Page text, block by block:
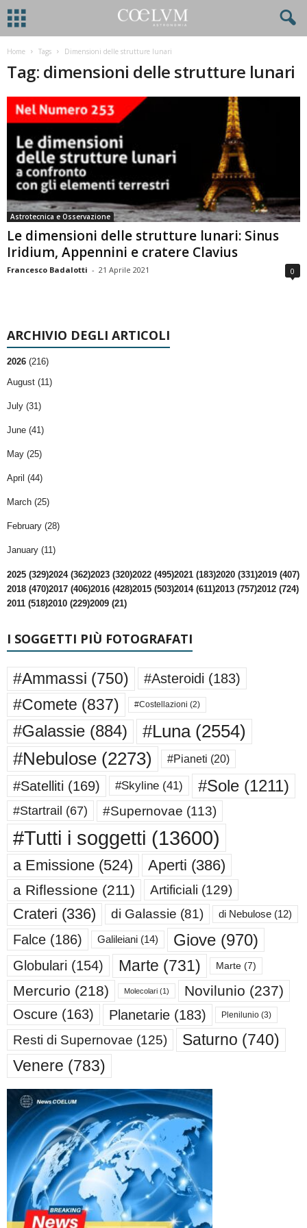
Home Tags Dimensioni delle strutture lunari
Tag: dimensioni delle strutture lunari
Astrotecnica e Osservazione
Le dimensioni delle strutture lunari: Sinus
Iridium, Appennini e cratere Clavius
Francesco Badalotti - 21 Aprile 2021 0
ARCHIVIO DEGLI ARTICOLI
2026 (216)
August (11)
July (31)
June (41)
May (25)
April (44)
March (25)
February (28)
January (11)
2025 (329)2024 (362)2023 (320)2022 (495)2021 (183)2020 (331)2019 (407)
2018 (470)2017 (406)2016 (428)2015 (503)2014 (611)2013 (757)2012 (724)
2011 (518)2010 (229)2009 (21)
I SOGGETTI PIÙ FOTOGRAFATI
#Ammassi (750) #Asteroidi (183)
#Comete (837) #Costellazioni (2)
#Galassie (884) #Luna(2554)
#Nebulose (2273) #Pianeti (20)
#Satelliti (169) #Skyline (41) #Sole (1211)
#Startrail (67) #Supernovae (113)
#Tutti i soggetti (13600)
a Emissione (524) Aperti (386)
a Riflessione (211) Artificiali (129)
Crateri (336) di Galassie (81) di Nebulose (12)
Falce (186) Galileiani (14) Giove (970)
Globulari (154) Marte (731) Marte (7)
Mercurio (218) Molecolari (1) Novilunio (237)
Oscure (163) Planetarie (183) Plenilunio (3)
Resti di Supernovae (125) Saturno (740)
Venere (783)